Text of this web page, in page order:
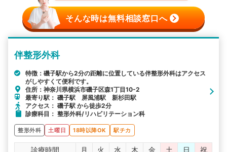
そんな時は無料相談窓口へ
伴整形外科
特徴：磯子駅から2分の距離に位置している伴整形外科はアクセス
がしやすくて便利です。
住所：神奈川県横浜市磯子区森1丁目10-2
最寄り駅： 磯子駅 屏風浦駅 新杉田駅
アクセス： 磯子駅 から徒歩2分
診療科目： 整形外科/リハビリテーション科
整形外科 土曜日 18時以降OK 駅チカ
診療時間 月 火 水 木 金 土 日
祝